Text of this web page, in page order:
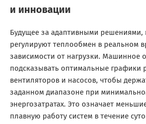
и инновации
Будущее за адаптивными решениями,
регулируют теплообмен в реальном
зависимости от нагрузки. Машинное
подсказывать оптимальные графики
вентиляторов и насосов, чтобы
заданном диапазоне при
энергозатратах. Это означает
плавную работу систем в течение